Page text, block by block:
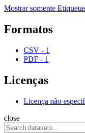
Mostrar somente
Formatos
CSV - 1
PDF - 1
Licenças
Licença não
close